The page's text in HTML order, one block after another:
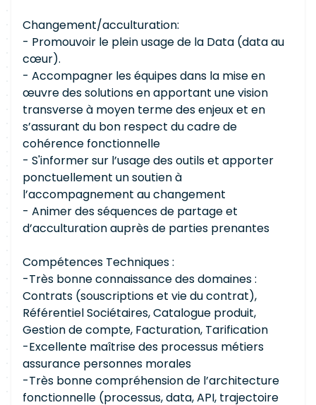
Changement/acculturation:
- Promouvoir le plein usage de la Data (data au
cœur).
- Accompagner les équipes dans la mise en
œuvre des solutions en apportant une vision
transverse à moyen terme des enjeux et en
s’assurant du bon respect du cadre de
cohérence fonctionnelle
- S'informer sur l’usage des outils et apporter
ponctuellement un soutien à
l’accompagnement au changement
- Animer des séquences de partage et
d’acculturation auprès de parties prenantes
Compétences Techniques :
-Très bonne connaissance des domaines :
Contrats (souscriptions et vie du contrat),
Référentiel Sociétaires, Catalogue produit,
Gestion de compte, Facturation, Tarification
-Excellente maîtrise des processus métiers
assurance personnes morales
-Très bonne compréhension de l’architecture
fonctionnelle (processus, data, API, trajectoire